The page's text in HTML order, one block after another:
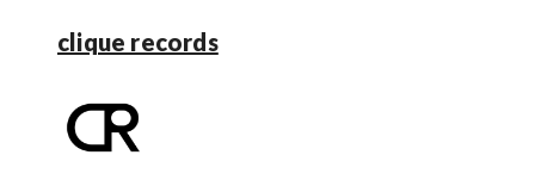
clique records